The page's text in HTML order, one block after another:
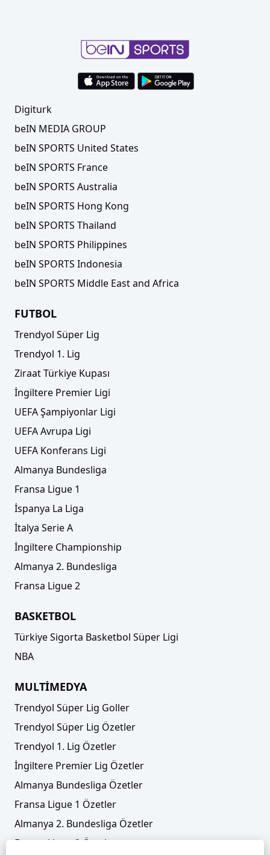
Digiturk
beIN MEDIA GROUP
beIN SPORTS United States
beIN SPORTS France
beIN SPORTS Australia
beIN SPORTS Hong Kong
beIN SPORTS Thailand
beIN SPORTS Philippines
beIN SPORTS Indonesia
beIN SPORTS Middle East and Africa
FUTBOL
Trendyol Süper Lig
Trendyol 1. Lig
Ziraat Türkiye Kupası
İngiltere Premier Ligi
UEFA Şampiyonlar Ligi
UEFA Avrupa Ligi
UEFA Konferans Ligi
Almanya Bundesliga
Fransa Ligue 1
İspanya La Liga
İtalya Serie A
İngiltere Championship
Almanya 2. Bundesliga
Fransa Ligue 2
BASKETBOL
Türkiye Sigorta Basketbol Süper Ligi
NBA
MULTİMEDYA
Trendyol Süper Lig Goller
Trendyol Süper Lig Özetler
Trendyol 1. Lig Özetler
İngiltere Premier Lig Özetler
Almanya Bundesliga Özetler
Fransa Ligue 1 Özetler
Almanya 2. Bundesliga Özetler
Fransa Ligue 2 Özetler